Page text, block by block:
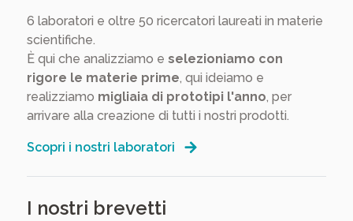
6 laboratori e oltre 50 ricercatori laureati in materie
scientifiche.
È qui che analizziamo eselezioniamo con
rigore le materie prime, qui ideiamo e
realizziamo migliaia di prototipi l'anno, per
arrivare alla creazione di tutti i nostri prodotti.
Scopri i nostri laboratori
I nostri brevetti